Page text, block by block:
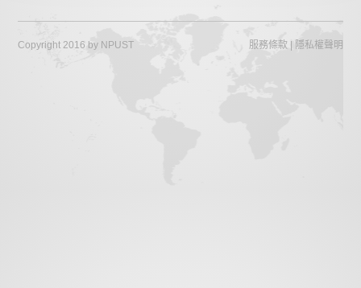
服務條款 隱私權聲明
Copyright 2016 by NPUST